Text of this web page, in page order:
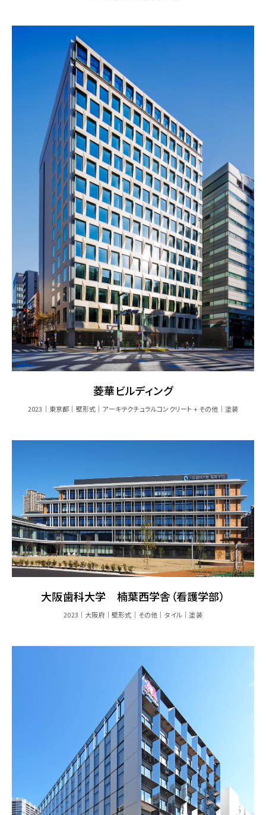
菱華ビルディング
2023 東京都 壁形式 アーキテクチュラルコンクリート + その他 塗装
大阪歯科大学 楠葉西学舎（看護学部）
2023 大阪府 壁形式 その他 タイル 塗装